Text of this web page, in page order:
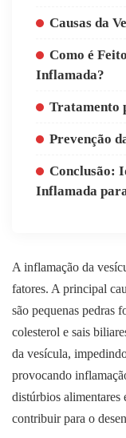
Causas da
Como é
Inflamada?
Tratamento
Prevenção
Conclusão:
Inflamada
A inflamação da
fatores. A principal
são pequenas pedras
colesterol e sais
da vesícula,
provocando
distúrbios alimentares
contribuir para o